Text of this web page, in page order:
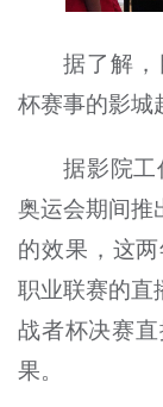
据了解
杯赛事的影城
据影院
奥运会期间推
的效果，这
职业联赛的直
战者杯决赛
果。